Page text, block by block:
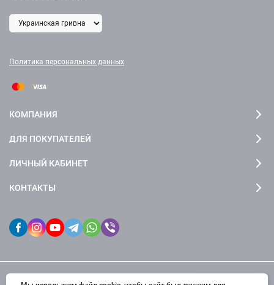
Политика персональных данных
КОМПАНИЯ
ДЛЯ ПОКУПАТЕЛЕЙ
ЛИЧНЫЙ КАБИНЕТ
КОНТАКТЫ